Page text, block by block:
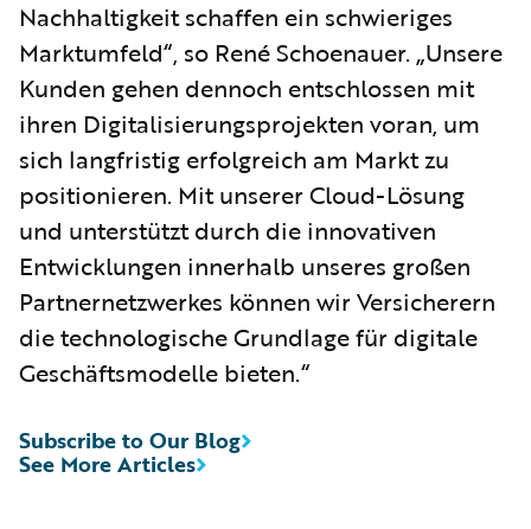
Nachhaltigkeit schaffen ein schwieriges
Marktumfeld“, so René Schoenauer. „Unsere
Kunden gehen dennoch entschlossen mit
ihren Digitalisierungsprojekten voran, um
sich langfristig erfolgreich am Markt zu
positionieren. Mit unserer Cloud-Lösung
und unterstützt durch die innovativen
Entwicklungen innerhalb unseres großen
Partnernetzwerkes können wir Versicherern
die technologische Grundlage für digitale
Geschäftsmodelle bieten.“
See More Articles
Subscribe to Our Blog